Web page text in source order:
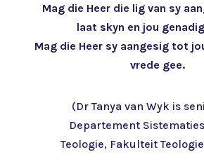
Mag die Heer die lig van sy
laat skyn en jou
Mag die Heer sy aangesig tot
vrede gee.
(Dr Tanya van Wyk is
Departement
Teologie, Fakulteit